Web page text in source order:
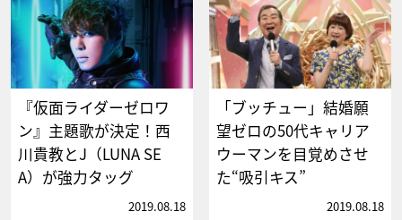
『仮面ライダーゼロワ
ン』主題歌が決定！西
川貴教とJ（LUNA SE
A）が強力タッグ
2019.08.18
「ブッチュー」結婚願
望ゼロの50代キャリア
ウーマンを目覚めさせ
た“吸引キス”
2019.08.18